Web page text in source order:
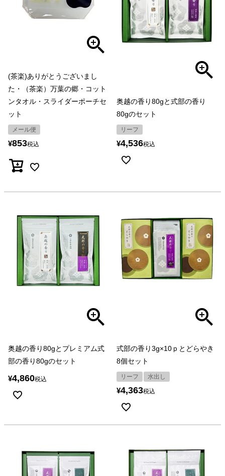
(茶楽)ありがとうございまし
た・（茶楽）万葉の郷・コット
ンタオル・スライダーポーチセ
ット
メール便
¥853税込
奥越の香り80gと式部の香り
80gのセット
リーフ
¥4,536税込
奥越の香り80gとプレミアム式
部の香り80gのセット
¥4,860税込
式部の香り3g×10ｐとどらやき
8個セット
リーフ 水出し
¥4,363税込